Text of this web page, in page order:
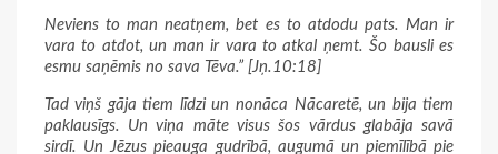
Neviens to man neatņem, bet es to atdodu pats. Man ir
vara to atdot, un man ir vara to atkal ņemt. Šo bausli es
esmu saņēmis no sava Tēva.” [Jņ.10:18]
Tad viņš gāja tiem līdzi un nonāca Nācaretē, un bija tiem
paklausīgs. Un viņa māte visus šos vārdus glabāja savā
sirdī. Un Jēzus pieauga gudrībā, augumā un piemīlībā pie